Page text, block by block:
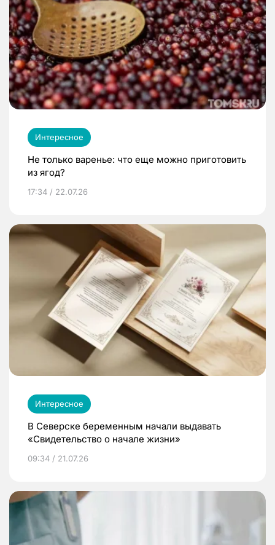
Интересное
Не только варенье: что еще можно приготовить
из ягод?
17:34 / 22.07.26
Интересное
В Северске беременным начали выдавать
«Свидетельство о начале жизни»
09:34 / 21.07.26